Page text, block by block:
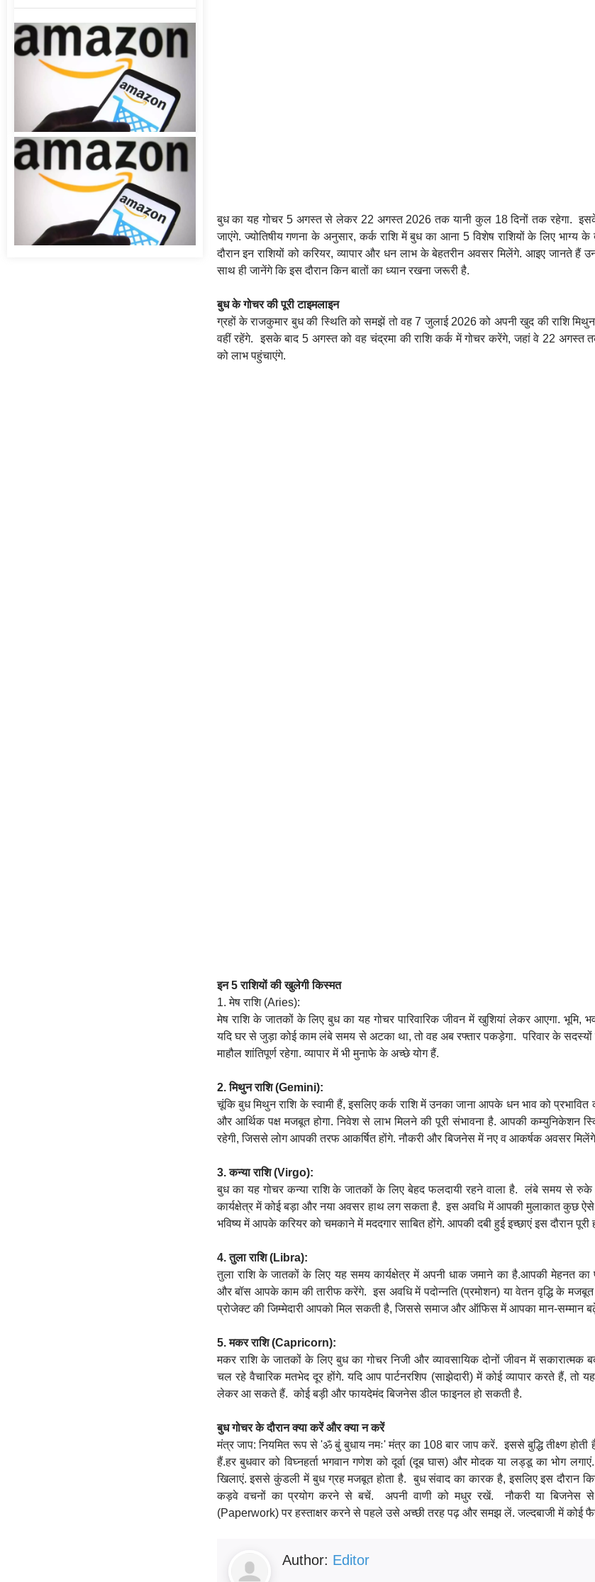
बुध का यह गोचर 5 अगस्त से लेकर 22 अगस्त 2026 तक यानी कुल 18 दिनों तक रहेगा.
जाएंगे. ज्योतिषीय गणना के अनुसार, कर्क राशि में बुध का आना 5 विशेष राशियों के लिए भाग्य के
दौरान इन राशियों को करियर, व्यापार और धन लाभ के बेहतरीन अवसर मिलेंगे. आइए जानते हैं
साथ ही जानेंगे कि इस दौरान किन बातों का ध्यान रखना जरूरी है.
बुध के गोचर की पूरी टाइमलाइन
ग्रहों के राजकुमार बुध की स्थिति को समझें तो वह 7 जुलाई 2026 को अपनी खुद की राशि
वहीं रहेंगे. इसके बाद 5 अगस्त को वह चंद्रमा की राशि कर्क में गोचर करेंगे, जहां वे 22 अगस्त
को लाभ पहुंचाएंगे.
इन 5 राशियों की खुलेगी किस्मत
1. मेष राशि (Aries):
मेष राशि के जातकों के लिए बुध का यह गोचर पारिवारिक जीवन में खुशियां लेकर आएगा. भूमि,
यदि घर से जुड़ा कोई काम लंबे समय से अटका था, तो वह अब रफ्तार पकड़ेगा. परिवार के
माहौल शांतिपूर्ण रहेगा. व्यापार में भी मुनाफे के अच्छे योग हैं.
2. मिथुन राशि (Gemini):
चूंकि बुध मिथुन राशि के स्वामी हैं, इसलिए कर्क राशि में उनका जाना आपके धन भाव को प्रभावित
और आर्थिक पक्ष मजबूत होगा. निवेश से लाभ मिलने की पूरी संभावना है. आपकी कम्युनिकेशन
रहेगी, जिससे लोग आपकी तरफ आकर्षित होंगे. नौकरी और बिजनेस में नए व आकर्षक अवसर
3. कन्या राशि (Virgo):
बुध का यह गोचर कन्या राशि के जातकों के लिए बेहद फलदायी रहने वाला है. लंबे समय से
कार्यक्षेत्र में कोई बड़ा और नया अवसर हाथ लग सकता है. इस अवधि में आपकी मुलाकात कुछ ऐसे
भविष्य में आपके करियर को चमकाने में मददगार साबित होंगे. आपकी दबी हुई इच्छाएं इस दौरान पूरी
4. तुला राशि (Libra):
तुला राशि के जातकों के लिए यह समय कार्यक्षेत्र में अपनी धाक जमाने का है.आपकी मेहनत का
और बॉस आपके काम की तारीफ करेंगे. इस अवधि में पदोन्नति (प्रमोशन) या वेतन वृद्धि के
प्रोजेक्ट की जिम्मेदारी आपको मिल सकती है, जिससे समाज और ऑफिस में आपका मान-सम्मान
5. मकर राशि (Capricorn):
मकर राशि के जातकों के लिए बुध का गोचर निजी और व्यावसायिक दोनों जीवन में सकारात्मक
चल रहे वैचारिक मतभेद दूर होंगे. यदि आप पार्टनरशिप (साझेदारी) में कोई व्यापार करते हैं, तो
लेकर आ सकते हैं. कोई बड़ी और फायदेमंद बिजनेस डील फाइनल हो सकती है.
बुध गोचर के दौरान क्या करें और क्या न करें
मंत्र जाप: नियमित रूप से 'ॐ बुं बुधाय नमः' मंत्र का 108 बार जाप करें. इससे बुद्धि तीक्ष्ण होती है.
हैं.हर बुधवार को विघ्नहर्ता भगवान गणेश को दूर्वा (दूब घास) और मोदक या लड्डू का भोग
खिलाएं. इससे कुंडली में बुध ग्रह मजबूत होता है. बुध संवाद का कारक है, इसलिए इस दौरान
कड़वे वचनों का प्रयोग करने से बचें. अपनी वाणी को मधुर रखें. नौकरी या बिजनेस
(Paperwork) पर हस्ताक्षर करने से पहले उसे अच्छी तरह पढ़ और समझ लें. जल्दबाजी में कोई
Author: Editor